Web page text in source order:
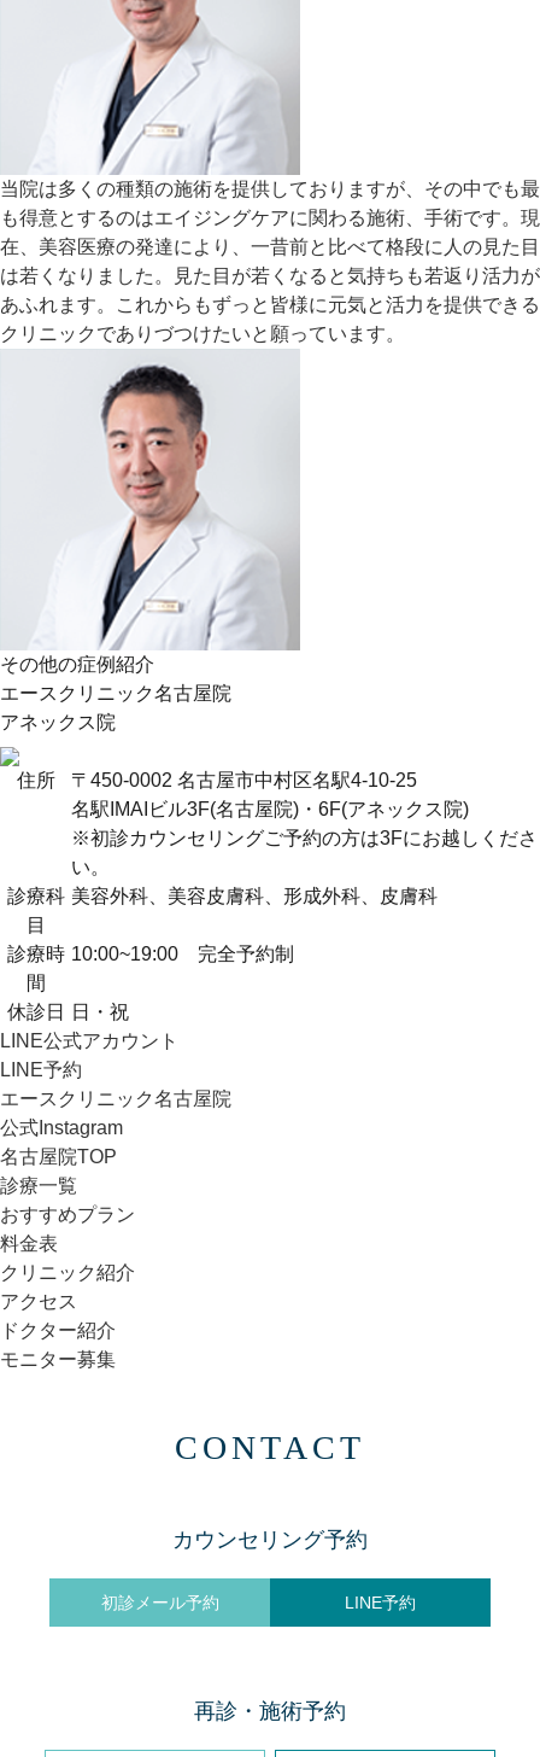
当院は多くの種類の施術を提供しておりますが、その中でも最
も得意とするのはエイジングケアに関わる施術、手術です。現
在、美容医療の発達により、一昔前と比べて格段に人の見た目
は若くなりました。見た目が若くなると気持ちも若返り活力が
あふれます。これからもずっと皆様に元気と活力を提供できる
クリニックでありづつけたいと願っています。
その他の症例紹介
エースクリニック名古屋院
アネックス院
住所
〒450-0002 名古屋市中村区名駅4-10-25
名駅IMAIビル3F(名古屋院)・6F(アネックス院)
※初診カウンセリングご予約の方は3Fにお越しくださ
い。
診療科
目
美容外科、美容皮膚科、形成外科、皮膚科
診療時
間
10:00~19:00 完全予約制
休診日
日・祝
LINE公式アカウント
LINE予約
エースクリニック名古屋院
公式Instagram
名古屋院TOP
診療一覧
おすすめプラン
料金表
クリニック紹介
アクセス
ドクター紹介
モニター募集
CONTACT
カウンセリング予約
初診メール予約 LINE予約
再診・施術予約